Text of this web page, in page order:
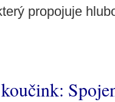
propojuje